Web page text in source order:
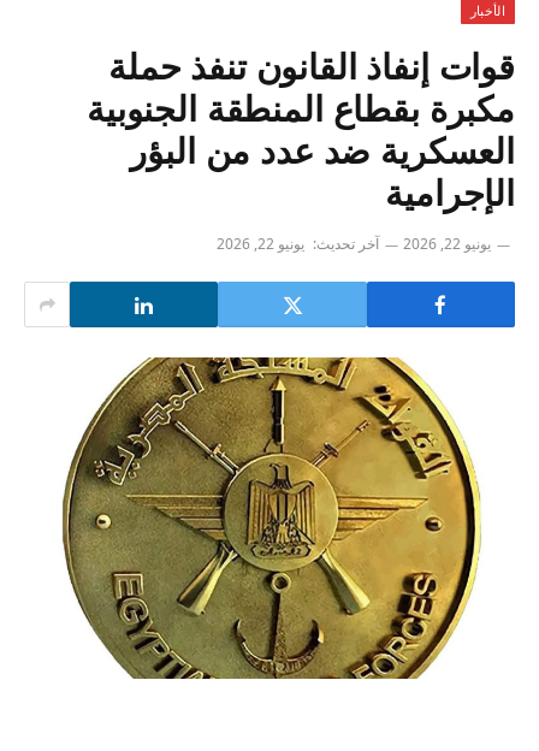
الأخبار
قوات إنفاذ القانون تنفذ حملة
مكبرة بقطاع المنطقة الجنوبية
العسكرية ضد عدد من البؤر
الإجرامية
يونيو 22, 2026 آخر تحديث: يونيو 22, 2026